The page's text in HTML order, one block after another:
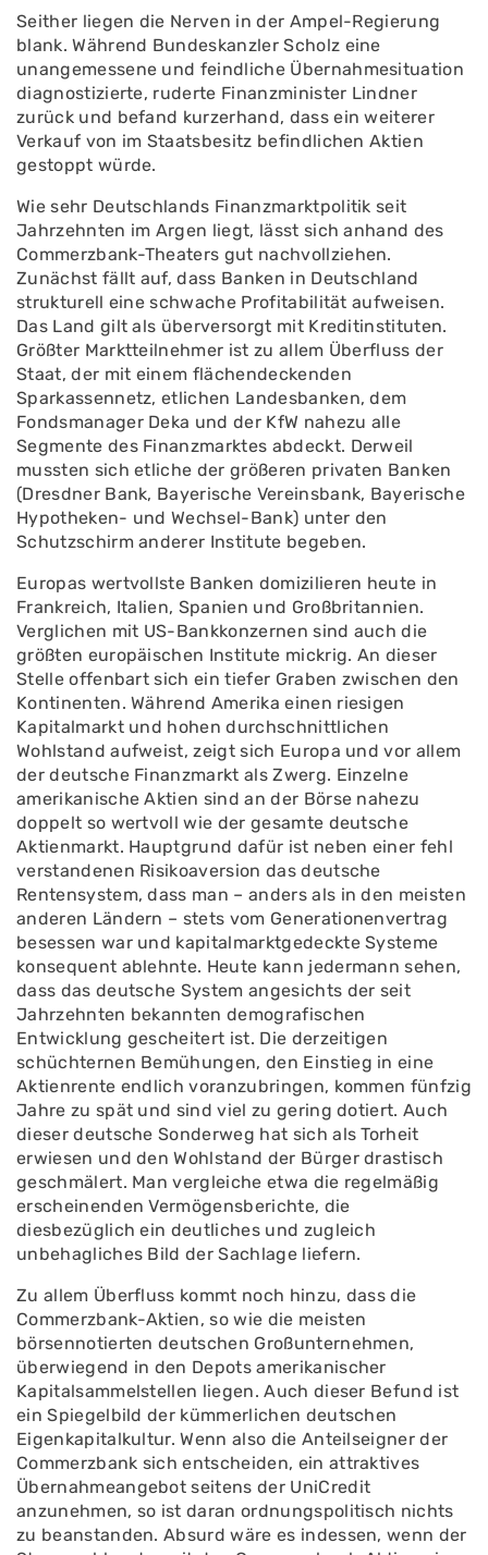
Seither liegen die Nerven in der Ampel-Regierung
blank. Während Bundeskanzler Scholz eine
unangemessene und feindliche Übernahmesituation
diagnostizierte, ruderte Finanzminister Lindner
zurück und befand kurzerhand, dass ein weiterer
Verkauf von im Staatsbesitz befindlichen Aktien
gestoppt würde.
Wie sehr Deutschlands Finanzmarktpolitik seit
Jahrzehnten im Argen liegt, lässt sich anhand des
Commerzbank-Theaters gut nachvollziehen.
Zunächst fällt auf, dass Banken in Deutschland
strukturell eine schwache Profitabilität aufweisen.
Das Land gilt als überversorgt mit Kreditinstituten.
Größter Marktteilnehmer ist zu allem Überfluss der
Staat, der mit einem flächendeckenden
Sparkassennetz, etlichen Landesbanken, dem
Fondsmanager Deka und der KfW nahezu alle
Segmente des Finanzmarktes abdeckt. Derweil
mussten sich etliche der größeren privaten Banken
(Dresdner Bank, Bayerische Vereinsbank, Bayerische
Hypotheken- und Wechsel-Bank) unter den
Schutzschirm anderer Institute begeben.
Europas wertvollste Banken domizilieren heute in
Frankreich, Italien, Spanien und Großbritannien.
Verglichen mit US-Bankkonzernen sind auch die
größten europäischen Institute mickrig. An dieser
Stelle offenbart sich ein tiefer Graben zwischen den
Kontinenten. Während Amerika einen riesigen
Kapitalmarkt und hohen durchschnittlichen
Wohlstand aufweist, zeigt sich Europa und vor allem
der deutsche Finanzmarkt als Zwerg. Einzelne
amerikanische Aktien sind an der Börse nahezu
doppelt so wertvoll wie der gesamte deutsche
Aktienmarkt. Hauptgrund dafür ist neben einer fehl
verstandenen Risikoaversion das deutsche
Rentensystem, dass man – anders als in den meisten
anderen Ländern – stets vom Generationenvertrag
besessen war und kapitalmarktgedeckte Systeme
konsequent ablehnte. Heute kann jedermann sehen,
dass das deutsche System angesichts der seit
Jahrzehnten bekannten demografischen
Entwicklung gescheitert ist. Die derzeitigen
schüchternen Bemühungen, den Einstieg in eine
Aktienrente endlich voranzubringen, kommen fünfzig
Jahre zu spät und sind viel zu gering dotiert. Auch
dieser deutsche Sonderweg hat sich als Torheit
erwiesen und den Wohlstand der Bürger drastisch
geschmälert. Man vergleiche etwa die regelmäßig
erscheinenden Vermögensberichte, die
diesbezüglich ein deutliches und zugleich
unbehagliches Bild der Sachlage liefern.
Zu allem Überfluss kommt noch hinzu, dass die
Commerzbank-Aktien, so wie die meisten
börsennotierten deutschen Großunternehmen,
überwiegend in den Depots amerikanischer
Kapitalsammelstellen liegen. Auch dieser Befund ist
ein Spiegelbild der kümmerlichen deutschen
Eigenkapitalkultur. Wenn also die Anteilseigner der
Commerzbank sich entscheiden, ein attraktives
Übernahmeangebot seitens der UniCredit
anzunehmen, so ist daran ordnungspolitisch nichts
zu beanstanden. Absurd wäre es indessen, wenn der